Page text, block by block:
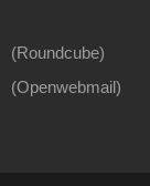
(Roundcube)
(Openwebmail)